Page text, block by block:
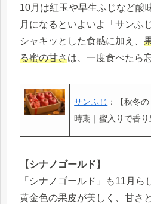
10月は紅玉や早生ふじなど酸
月になるといよいよ「サンふ
シャキッとした食感に加え、
る蜜の甘さは、一度食べたら
サンふじ ：【秋冬
時期｜蜜入りで香り
【シナノゴールド 】
「シナノゴールド」も11月ら
黄金色の果皮が美しく、甘さ